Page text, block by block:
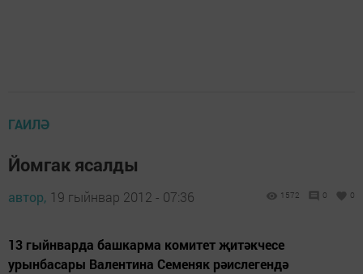
ГАИЛӘ
Йомгак ясалды
автор, 19 гыйнвар 2012 - 07:36 1572 0 0
13 гыйнварда башкарма комитет җитәкчесе
урынбасары Валентина Семеняк рәислегендә